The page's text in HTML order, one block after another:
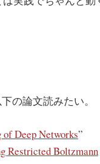
の論文読みたい。
Deep Networks”
Restricted Boltzmann